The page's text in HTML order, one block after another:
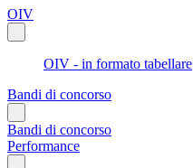
OIV
OIV - in formato tabellare
Bandi di concorso
Bandi di concorso
Performance